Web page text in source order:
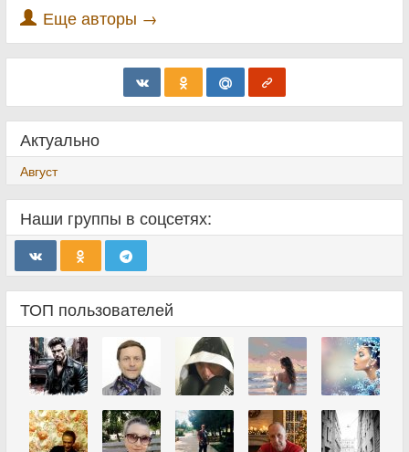
Еще авторы →
Актуально
Август
Наши группы в соцсетях:
ТОП пользователей